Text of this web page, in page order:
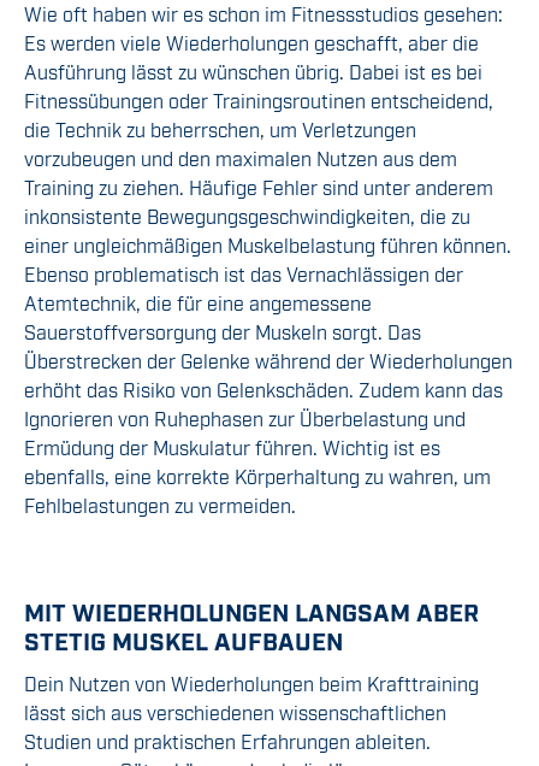
Wie oft haben wir es schon im Fitnessstudios gesehen:
Es werden viele Wiederholungen geschafft, aber die
Ausführung lässt zu wünschen übrig. Dabei ist es bei
Fitnessübungen oder Trainingsroutinen entscheidend,
die Technik zu beherrschen, um Verletzungen
vorzubeugen und den maximalen Nutzen aus dem
Training zu ziehen. Häufige Fehler sind unter anderem
inkonsistente Bewegungsgeschwindigkeiten, die zu
einer ungleichmäßigen Muskelbelastung führen können.
Ebenso problematisch ist das Vernachlässigen der
Atemtechnik, die für eine angemessene
Sauerstoffversorgung der Muskeln sorgt. Das
Überstrecken der Gelenke während der Wiederholungen
erhöht das Risiko von Gelenkschäden. Zudem kann das
Ignorieren von Ruhephasen zur Überbelastung und
Ermüdung der Muskulatur führen. Wichtig ist es
ebenfalls, eine korrekte Körperhaltung zu wahren, um
Fehlbelastungen zu vermeiden.
MIT WIEDERHOLUNGEN LANGSAM ABER
STETIG MUSKEL AUFBAUEN
Dein Nutzen von Wiederholungen beim Krafttraining
lässt sich aus verschiedenen wissenschaftlichen
Studien und praktischen Erfahrungen ableiten.